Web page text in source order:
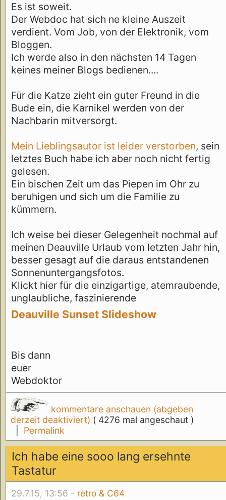
Es ist soweit.
Der Webdoc hat sich ne kleine Auszeit
verdient. Vom Job, von der Elektronik, vom
Bloggen.
Ich werde also in den nächsten 14 Tagen
keines meiner Blogs bedienen....
Für die Katze zieht ein guter Freund in die
Bude ein, die Karnikel werden von der
Nachbarin mitversorgt.
Mein Lieblingsautor ist leider verstorben, sein
letztes Buch habe ich aber noch nicht fertig
gelesen.
Ein bischen Zeit um das Piepen im Ohr zu
beruhigen und sich um die Familie zu
kümmern.
Ich weise bei dieser Gelegenheit nochmal auf
meinen Deauville Urlaub vom letzten Jahr hin,
besser gesagt auf die daraus entstandenen
Sonnenuntergangsfotos.
Klickt hier für die einzigartige, atemraubende,
unglaubliche, faszinierende
Deauville Sunset Slideshow
Bis dann
euer
Webdoktor
kommentare anschauen (abgeben
derzeit deaktiviert) ( 4276 mal angeschaut )
Permalink
Ich habe eine sooo lang ersehnte
Tastatur
29.7.15, 13:56 - retro & C64